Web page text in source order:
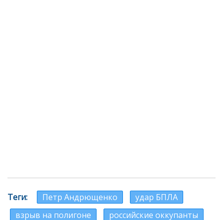
Теги Петр Андрющенко
удар БПЛА
взрыв на полигоне
российские оккупанты